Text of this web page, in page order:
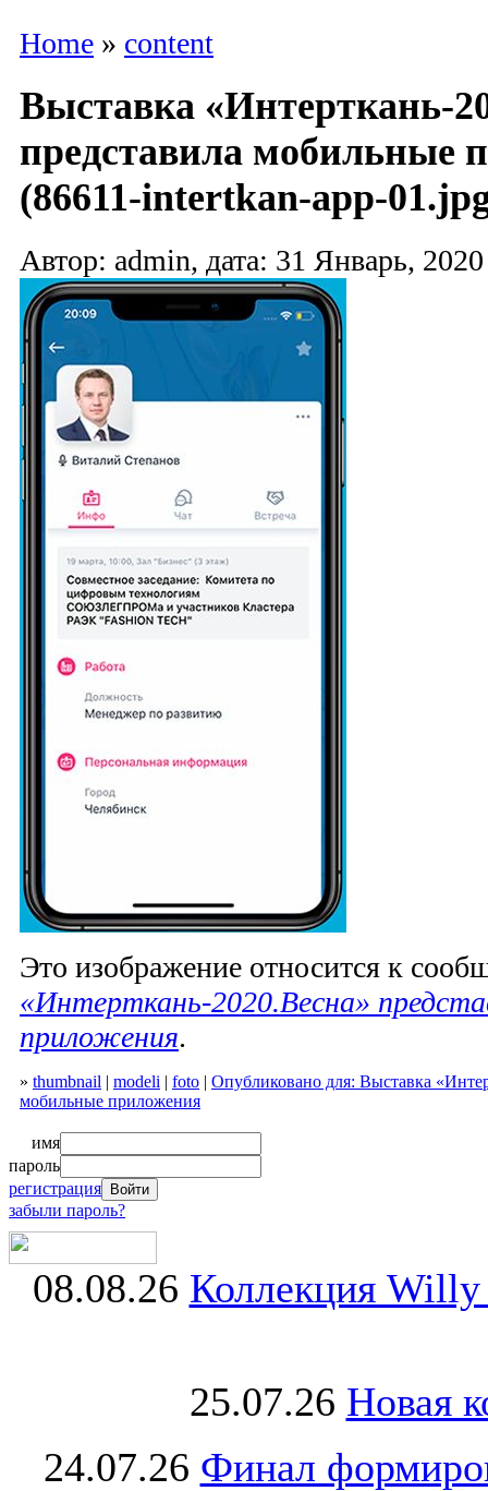
Home » content
Выставка «Интерткань-
представила мобильные
(86611-intertkan-app-
Автор: admin, дата: 31 Январь,
Это изображение относится к
«Интерткань-2020.Весна»
приложения.
» thumbnail | modeli | foto | Опубликовано для: Выставка
мобильные приложения
имя
пароль
регистрация
забыли пароль?
08.08.26 Коллекция Willy
25.07.26 Новая
24.07.26 Финал